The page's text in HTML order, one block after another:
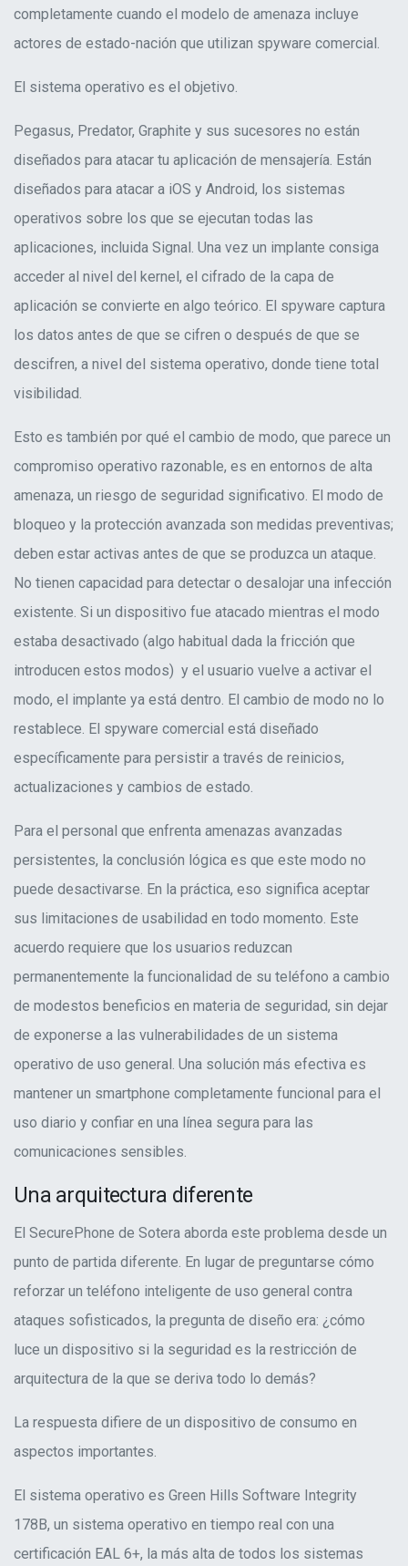
completamente cuando el modelo de amenaza incluye
actores de estado-nación que utilizan spyware comercial.
El sistema operativo es el objetivo.
Pegasus, Predator, Graphite y sus sucesores no están
diseñados para atacar tu aplicación de mensajería. Están
diseñados para atacar a iOS y Android, los sistemas
operativos sobre los que se ejecutan todas las
aplicaciones, incluida Signal. Una vez un implante consiga
acceder al nivel del kernel, el cifrado de la capa de
aplicación se convierte en algo teórico. El spyware captura
los datos antes de que se cifren o después de que se
descifren, a nivel del sistema operativo, donde tiene total
visibilidad.
Esto es también por qué el cambio de modo, que parece un
compromiso operativo razonable, es en entornos de alta
amenaza, un riesgo de seguridad significativo. El modo de
bloqueo y la protección avanzada son medidas preventivas;
deben estar activas antes de que se produzca un ataque.
No tienen capacidad para detectar o desalojar una infección
existente. Si un dispositivo fue atacado mientras el modo
estaba desactivado (algo habitual dada la fricción que
introducen estos modos) y el usuario vuelve a activar el
modo, el implante ya está dentro. El cambio de modo no lo
restablece. El spyware comercial está diseñado
específicamente para persistir a través de reinicios,
actualizaciones y cambios de estado.
Para el personal que enfrenta amenazas avanzadas
persistentes, la conclusión lógica es que este modo no
puede desactivarse. En la práctica, eso significa aceptar
sus limitaciones de usabilidad en todo momento. Este
acuerdo requiere que los usuarios reduzcan
permanentemente la funcionalidad de su teléfono a cambio
de modestos beneficios en materia de seguridad, sin dejar
de exponerse a las vulnerabilidades de un sistema
operativo de uso general. Una solución más efectiva es
mantener un smartphone completamente funcional para el
uso diario y confiar en una línea segura para las
comunicaciones sensibles.
Una arquitectura diferente
El SecurePhone de Sotera aborda este problema desde un
punto de partida diferente. En lugar de preguntarse cómo
reforzar un teléfono inteligente de uso general contra
ataques sofisticados, la pregunta de diseño era: ¿cómo
luce un dispositivo si la seguridad es la restricción de
arquitectura de la que se deriva todo lo demás?
La respuesta difiere de un dispositivo de consumo en
aspectos importantes.
El sistema operativo es Green Hills Software Integrity
178B, un sistema operativo en tiempo real con una
certificación EAL 6+, la más alta de todos los sistemas